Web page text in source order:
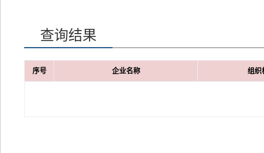
查询结果
序号 企业名称 组织